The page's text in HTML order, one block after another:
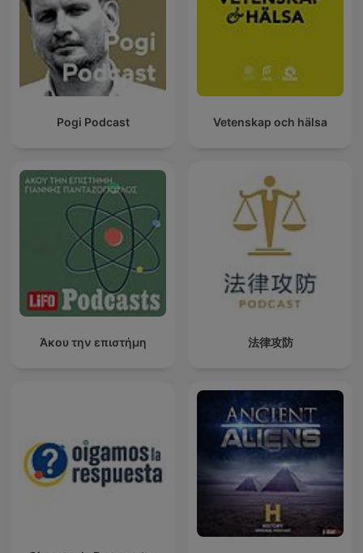
Pogi Podcast Vetenskap och hälsa
Άκου την επιστήμη 法律攻防